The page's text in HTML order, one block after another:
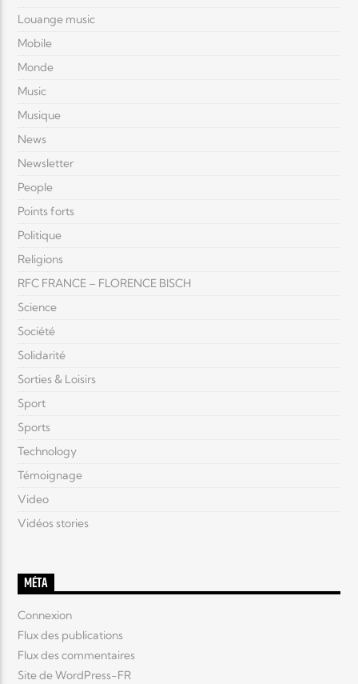
Louange music
Mobile
Monde
Music
Musique
News
Newsletter
People
Points forts
Politique
Religions
RFC FRANCE – FLORENCE BISCH
Science
Société
Solidarité
Sorties & Loisirs
Sport
Sports
Technology
Témoignage
Video
Vidéos stories
MÉTA
Connexion
Flux des publications
Flux des commentaires
Site de WordPress-FR